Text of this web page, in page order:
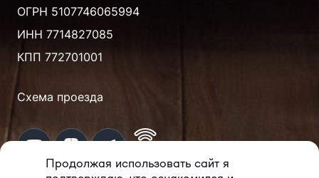
ОГРН 5107746065994
ИНН 7714827085
КПП 772701001
Схема проезда
Продолжая использовать сайт я